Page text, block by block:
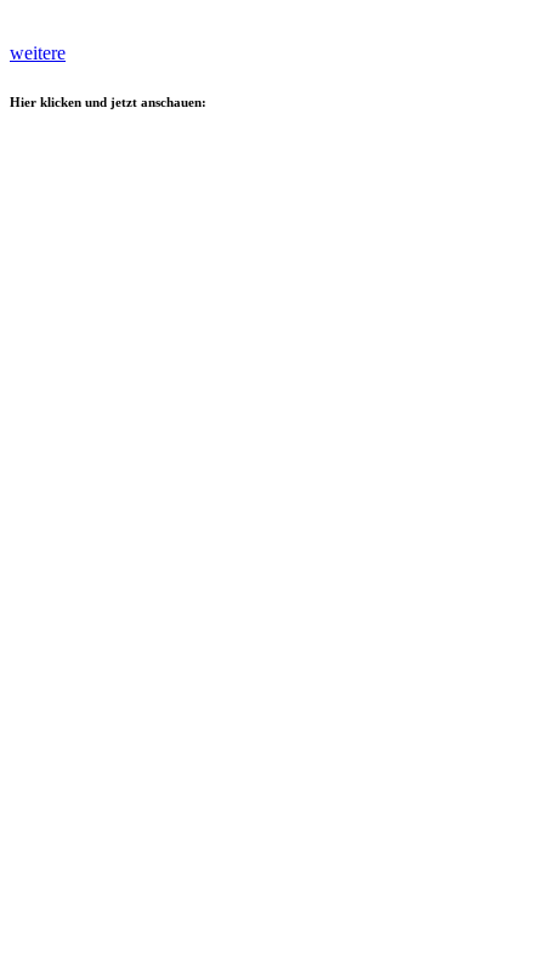
weitere
Hier klicken und jetzt anschauen: